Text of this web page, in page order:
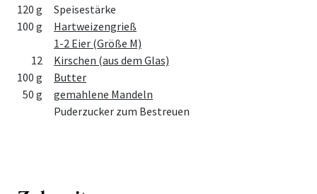
120 g
Speisestärke
100 g
Hartweizengrieß
1-2 Eier (Größe M)
12
Kirschen (aus dem Glas)
100 g
Butter
50 g
gemahlene Mandeln
Puderzucker zum Bestreuen